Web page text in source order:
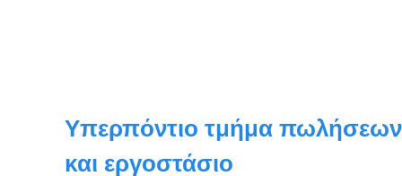
Υπερπόντιο τμήμα πωλήσεων
και εργοστάσιο